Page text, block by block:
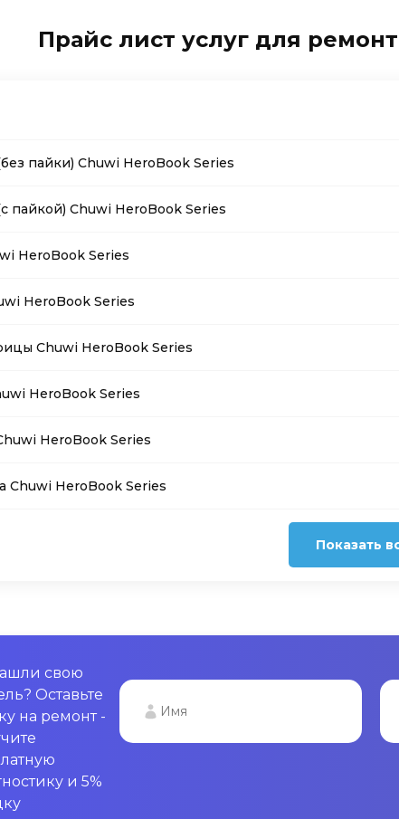
Прайс лист услуг для
пайки) Chuwi HeroBook Series
пайкой) Chuwi HeroBook Series
HeroBook Series
HeroBook Series
Chuwi HeroBook Series
HeroBook Series
HeroBook Series
Chuwi HeroBook Series
Показать
свою
Оставьте
на ремонт -
и 5%